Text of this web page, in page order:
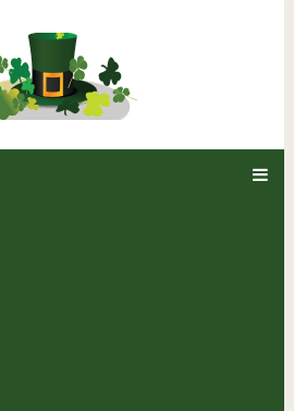
подсказок Вселенной,